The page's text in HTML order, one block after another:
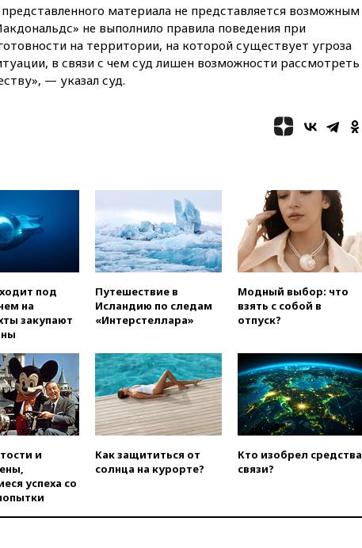
загорелся после падения
обломков дрона
08:57 Собянин сообщил о
девяти БПЛА, сбитых на
400 БПЛА над российскими
Нигерия стала
крупнейшим поставщиком
авиатоплива в Европу
06:30
США и Колумбия
обсуждают координацию
усилий против наркотрафика
05:30
ВМС Испании усилили
присутствие в Сеуте на фоне
03:30
В Минстрое сравнили
качество жилья в Нью-Йорке и
России
02:30
Трамп попросил
отпустить его с круглого стола
Сеуту на параплане
материала не представляется возможным
не выполнило правила поведения при
на территории, на которой существует угроза
в связи с чем суд лишен возможности рассмотреть
— указал суд.
под
на
закупают
Путешествие в
Исландию по следам
«Интерстеллара»
Модный выбор: что
взять с собой в
отпуск?
и
успеха со
Как защититься от
солнца на курорте?
Кто изобрел средства
связи?